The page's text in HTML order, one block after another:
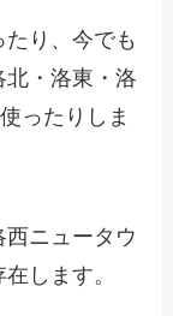
り、今でも
・洛東・洛
ったりしま
ニュータウ
します。